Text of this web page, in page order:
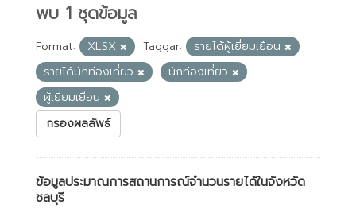
พบ 1 ชุดข้อมูล
Format: XLSX Taggar:
รายได้ผู้เยี่ยมเยือน
รายได้นักท่องเที่ยว
นักท่องเที่ยว
ผู้เยี่ยมเยือน
กรองผลลัพธ์
ข้อมูลประมาณการสถานการณ์จำนวนรายได้ในจังหวัด
ชลบุรี